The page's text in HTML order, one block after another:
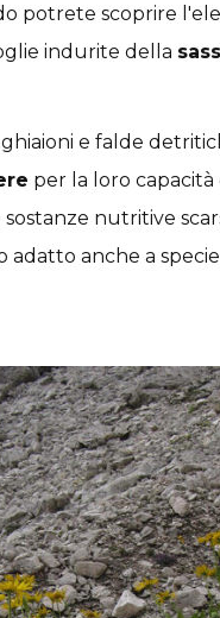
potrete scoprire
indurite della
e falde
per la loro capacità
nutritive
anche a